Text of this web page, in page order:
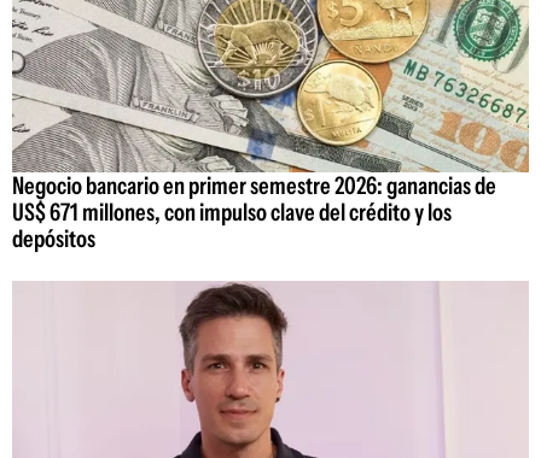
Negocio bancario en primer semestre 2026: ganancias de
US$ 671 millones, con impulso clave del crédito y los
depósitos